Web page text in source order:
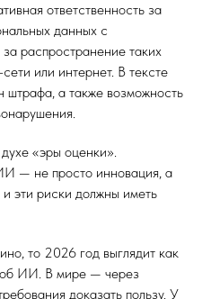
ответственность за
данных с
распространение таких
или интернет. В тексте
штрафа, а также возможность
«эры оценки».
— не просто инновация, а
эти риски должны иметь
то 2026 год выглядит как
об ИИ. В мире — через
доказать пользу. У